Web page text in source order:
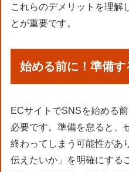
これらのデメリットを理解
とが重要です。
始める前に！準備す
ECサイトでSNSを始める
必要です。準備を怠ると、
終わってしまう可能性があ
伝えたいか」を明確にする